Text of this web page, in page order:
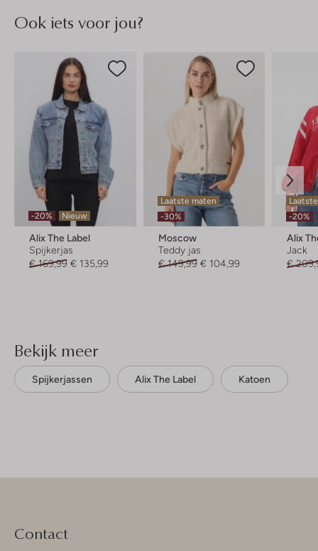
Ook iets voor jou?
-20% Nieuw
Alix The Label
Spijkerjas
€ 169,99 € 135,99
Laatste maten
-30%
Moscow
Teddy jas
€ 149,99 € 104,99
-20%
Alix
Jack
€
Bekijk meer
Spijkerjassen Alix The Label Katoen
Contact